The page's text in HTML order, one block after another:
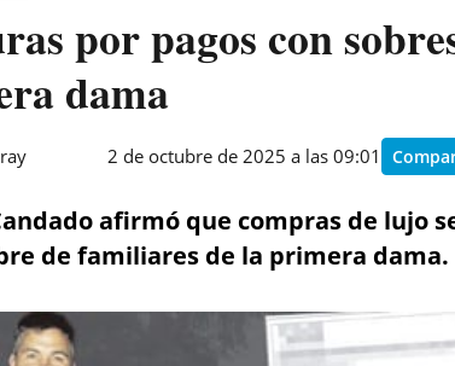
por pagos con
dama
2 de octubre de 2025 a las 09:01
afirmó que compras de lujo
de familiares de la primera dama.